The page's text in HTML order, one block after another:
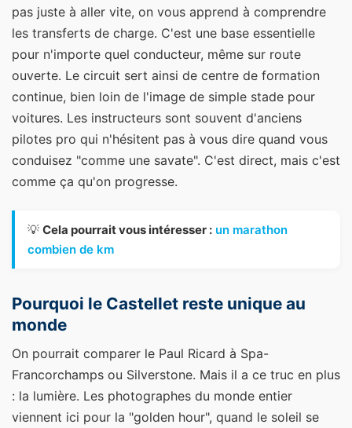
pas juste à aller vite, on vous apprend à comprendre
les transferts de charge. C'est une base essentielle
pour n'importe quel conducteur, même sur route
ouverte. Le circuit sert ainsi de centre de formation
continue, bien loin de l'image de simple stade pour
voitures. Les instructeurs sont souvent d'anciens
pilotes pro qui n'hésitent pas à vous dire quand vous
conduisez "comme une savate". C'est direct, mais c'est
comme ça qu'on progresse.
💡 Cela pourrait vous intéresser : un marathon
combien de km
Pourquoi le Castellet reste unique au
monde
On pourrait comparer le Paul Ricard à Spa-
Francorchamps ou Silverstone. Mais il a ce truc en plus
: la lumière. Les photographes du monde entier
viennent ici pour la "golden hour", quand le soleil se